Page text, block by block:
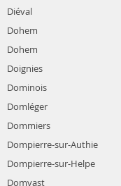
Diéval
Dohem
Dohem
Doignies
Dominois
Domléger
Dommiers
Dompierre-sur-Authie
Dompierre-sur-Helpe
Domvast